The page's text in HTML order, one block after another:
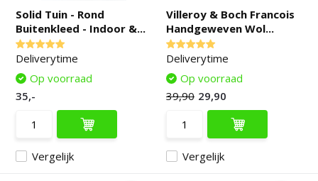
Solid Tuin - Rond
Buitenkleed - Indoor &...
Deliverytime
Vergelijk
Op voorraad
35,-
Villeroy & Boch Francois
Handgeweven Wol...
Deliverytime
Vergelijk
Op voorraad
39,90 29,90